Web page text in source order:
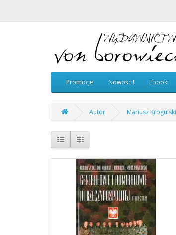
Promocje Nowości! Ebooki
Autor Mariusz Krogulski